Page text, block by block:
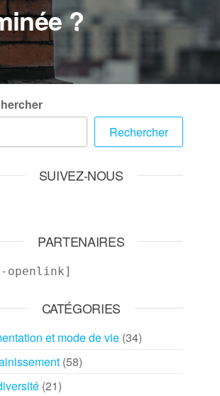
?
Rechercher
SUIVEZ-NOUS
PARTENAIRES
openlink]
CATÉGORIES
et mode de vie(34)
(58)
(21)